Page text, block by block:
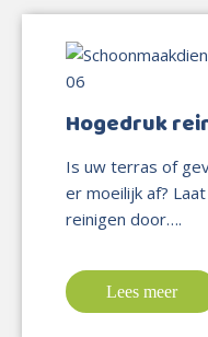
Hogedruk
Is uw terras of
er moeilijk af?
reinigen door….
Lees meer